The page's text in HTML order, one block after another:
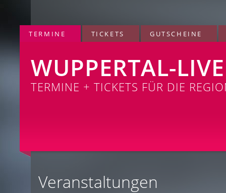
TERMINE TICKETS GUTSCHEINE
WUPPERTAL-LIVE
TERMINE + TICKETS FÜR DIE
Veranstaltungen